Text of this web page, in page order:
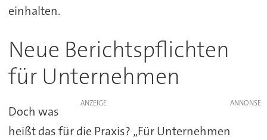
einhalten.
Neue Berichtspflichten
für Unternehmen
ANZEIGE
Doch was
heißt das für die Praxis? „Für Unternehmen